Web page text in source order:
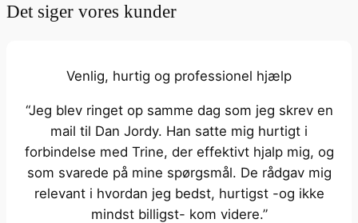
Det siger vores kunder
Venlig, hurtig og professionel hjælp
“Jeg blev ringet op samme dag som jeg skrev en
mail til Dan Jordy. Han satte mig hurtigt i
forbindelse med Trine, der effektivt hjalp mig, og
som svarede på mine spørgsmål. De rådgav mig
relevant i hvordan jeg bedst, hurtigst -og ikke
mindst billigst- kom videre.”